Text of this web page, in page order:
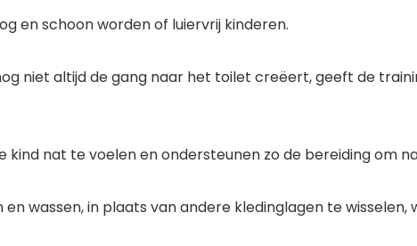
en schoon worden of luiervrij kinderen.
niet altijd de gang naar het toilet creëert, geeft de
nat te voelen en ondersteunen zo de bereiding om
wassen, in plaats van andere kledinglagen te